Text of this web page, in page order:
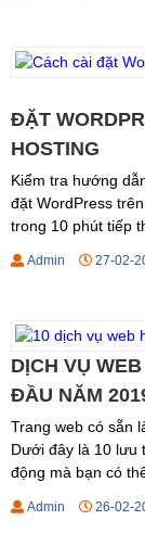
ĐẶT
HOSTING
Kiểm tra hướng
đặt WordPress
trong 10 phút tiếp
Admin 27-02-
DỊCH VỤ
ĐẦU NĂM
Trang web có sẵn
Dưới đây là 10 lưu
động mà bạn có
Admin 26-02-